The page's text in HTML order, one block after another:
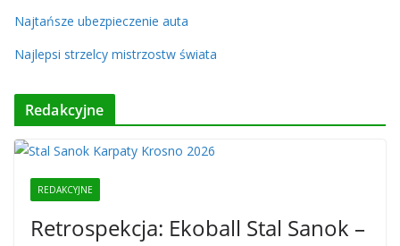
Najtańsze ubezpieczenie auta
Najlepsi strzelcy mistrzostw świata
Redakcyjne
REDAKCYJNE
Retrospekcja: Ekoball Stal Sanok –